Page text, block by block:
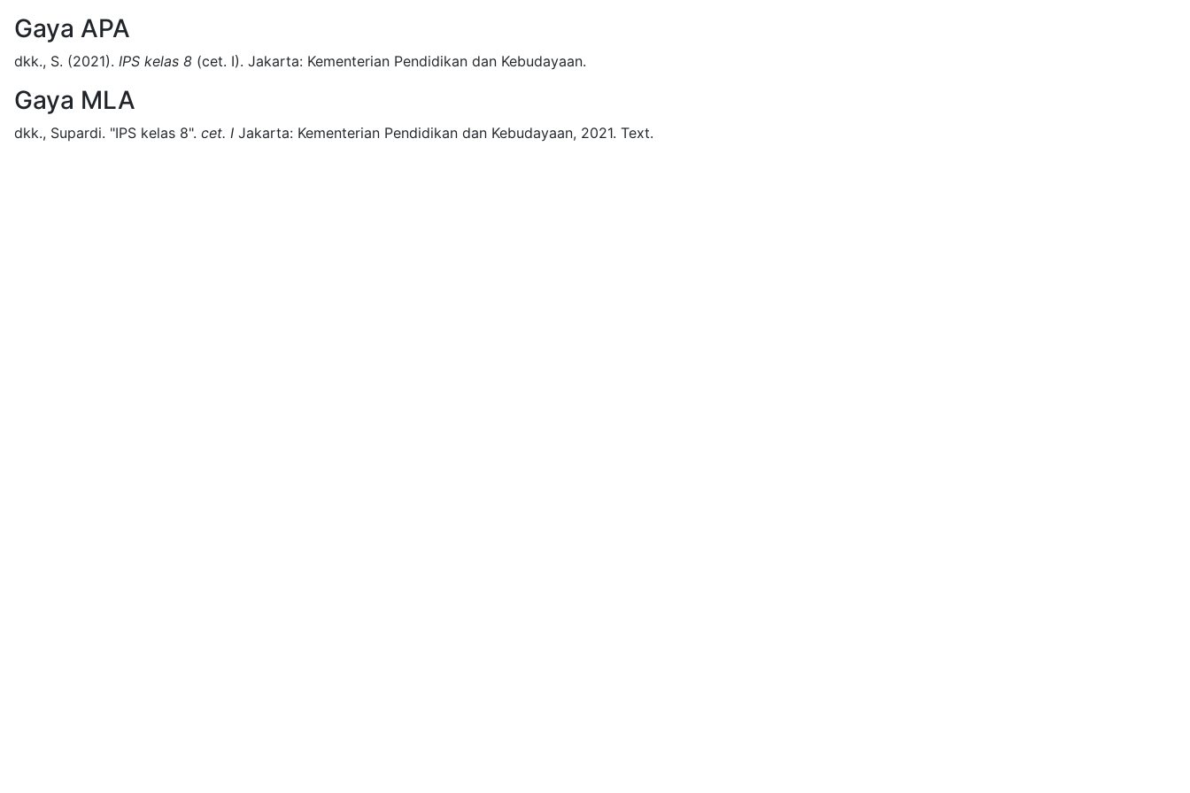
Gaya APA
dkk., S. (2021). IPS kelas 8 (cet. I). Jakarta: Kementerian Pendidikan dan Kebudayaan.
Gaya MLA
dkk., Supardi. "IPS kelas 8". cet. I Jakarta: Kementerian Pendidikan dan Kebudayaan, 2021. Text.